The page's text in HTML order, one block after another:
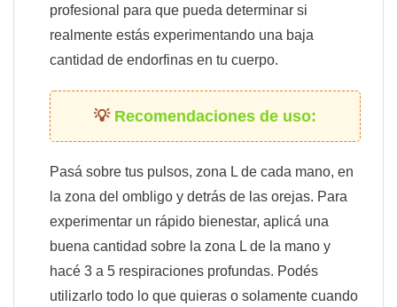
profesional para que pueda determinar si
realmente estás experimentando una baja
cantidad de endorfinas en tu cuerpo.
Recomendaciones de uso:
Pasá sobre tus pulsos, zona L de cada mano, en
la zona del ombligo y detrás de las orejas. Para
experimentar un rápido bienestar, aplicá una
buena cantidad sobre la zona L de la mano y
hacé 3 a 5 respiraciones profundas. Podés
utilizarlo todo lo que quieras o solamente cuando